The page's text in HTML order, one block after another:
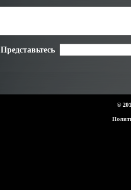
Представьтесь
©